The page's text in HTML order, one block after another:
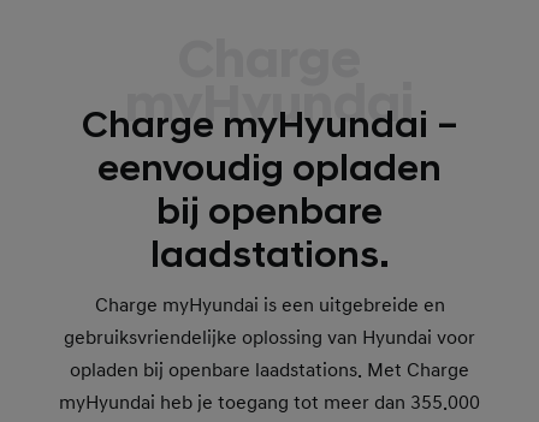
myHyundai
Charge myHyundai –
eenvoudig opladen
bij openbare
laadstations.
Charge myHyundai is een uitgebreide en
gebruiksvriendelijke oplossing van Hyundai voor
opladen bij openbare laadstations. Met Charge
myHyundai heb je toegang tot meer dan 355.000